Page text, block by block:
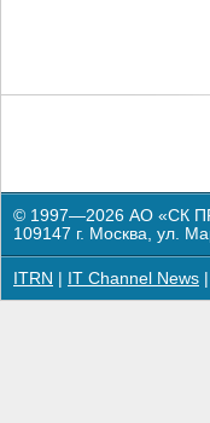
© 1997—2026 АО «СК
109147 г. Москва, ул.
ITRN IT Channel News